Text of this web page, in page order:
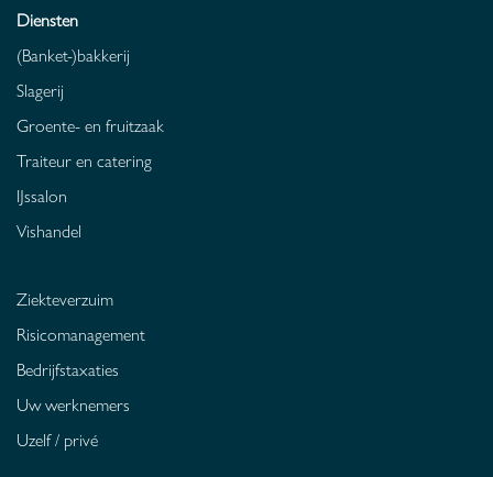
Diensten
(Banket-)bakkerij
Slagerij
Groente- en fruitzaak
Traiteur en catering
IJssalon
Vishandel
Ziekteverzuim
Risicomanagement
Bedrijfstaxaties
Uw werknemers
Uzelf / privé